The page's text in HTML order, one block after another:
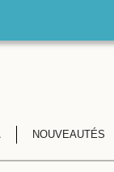
NOUVEAUTÉS